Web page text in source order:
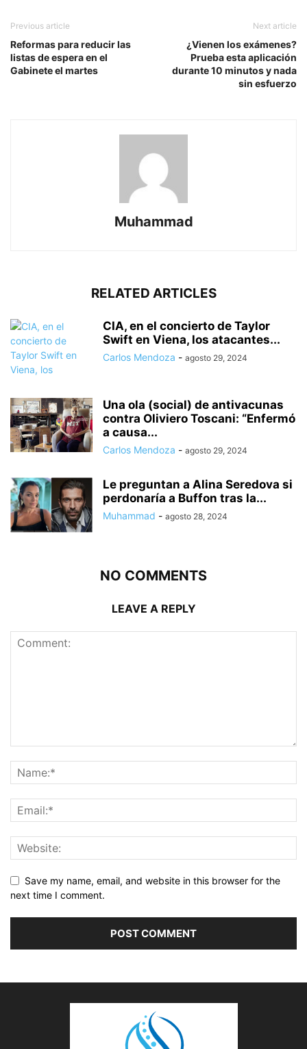
Previous article
Reformas para reducir las
listas de espera en el
Gabinete el martes
Next article
¿Vienen los exámenes?
Prueba esta aplicación
durante 10 minutos y nada
sin esfuerzo
Muhammad
RELATED ARTICLES
CIA, en el concierto de Taylor
Swift en Viena, los atacantes...
Carlos Mendoza - agosto 29, 2024
Una ola (social) de antivacunas
contra Oliviero Toscani: “Enfermó
a causa...
Carlos Mendoza - agosto 29, 2024
Le preguntan a Alina Seredova si
perdonaría a Buffon tras la...
Muhammad - agosto 28, 2024
NO COMMENTS
LEAVE A REPLY
Save my name, email, and website in this browser for the
next time I comment.